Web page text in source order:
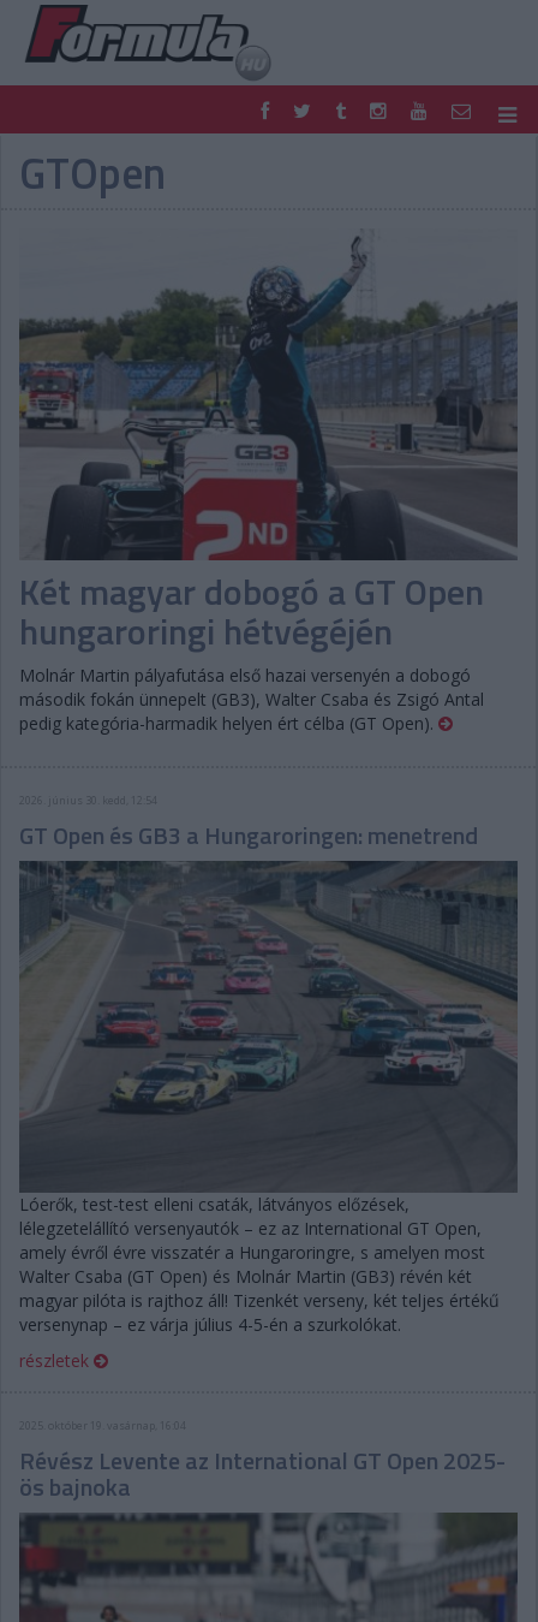
F1
FORMULA
SHOP
TIPPJÁTÉK
DIGITÁLIS MAGAZIN
PONTÁLLÁSOK
VERSENYNAPTÁRAK
GTOpen
Két magyar dobogó a GT Open
hungaroringi hétvégéjén
Molnár Martin pályafutása első hazai versenyén a dobogó
második fokán ünnepelt (GB3), Walter Csaba és Zsigó Antal
pedig kategória-harmadik helyen ért célba (GT Open).
2026. június 30. kedd, 12:54
GT Open és GB3 a Hungaroringen: menetrend
Lóerők, test-test elleni csaták, látványos előzések,
lélegzetelállító versenyautók – ez az International GT Open,
amely évről évre visszatér a Hungaroringre, s amelyen most
Walter Csaba (GT Open) és Molnár Martin (GB3) révén két
magyar pilóta is rajthoz áll! Tizenkét verseny, két teljes értékű
versenynap – ez várja július 4-5-én a szurkolókat.
részletek
2025. október 19. vasárnap, 16:04
Révész Levente az International GT Open 2025-
ös bajnoka